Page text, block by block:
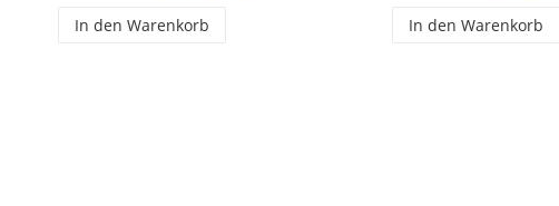
In den Warenkorb In den Warenkorb